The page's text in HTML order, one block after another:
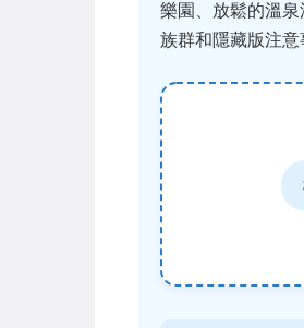
樂園、放鬆的溫
族群和隱藏版注意